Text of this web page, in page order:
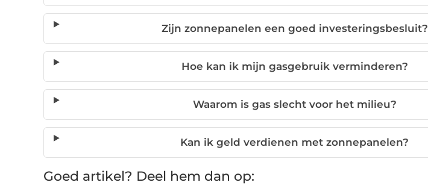
Zijn zonnepanelen een goed investeringsbesluit?
Hoe kan ik mijn gasgebruik verminderen?
Waarom is gas slecht voor het milieu?
Kan ik geld verdienen met zonnepanelen?
Goed artikel? Deel hem dan op: